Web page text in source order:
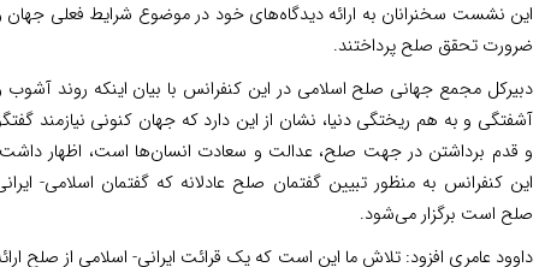
نشست سخنرانان به ارائه دیدگاه‌های خود در موضوع شرایط فعلی جهان و
تحقق صلح پرداختند.
مجمع جهانی صلح اسلامی در این کنفرانس با بیان اینکه روند آشوب و
و به هم ریختگی دنیا، نشان از این دارد که جهان کنونی نیازمند گفتگو
برداشتن در جهت صلح، عدالت و سعادت انسان‌ها است، اظهار داشت:
کنفرانس به منظور تبیین گفتمان صلح عادلانه که گفتمان اسلامی- ایرانی
است برگزار می‌شود.
عامری افزود: تلاش ما این است که یک قرائت ایرانی- اسلامی از صلح ارائه